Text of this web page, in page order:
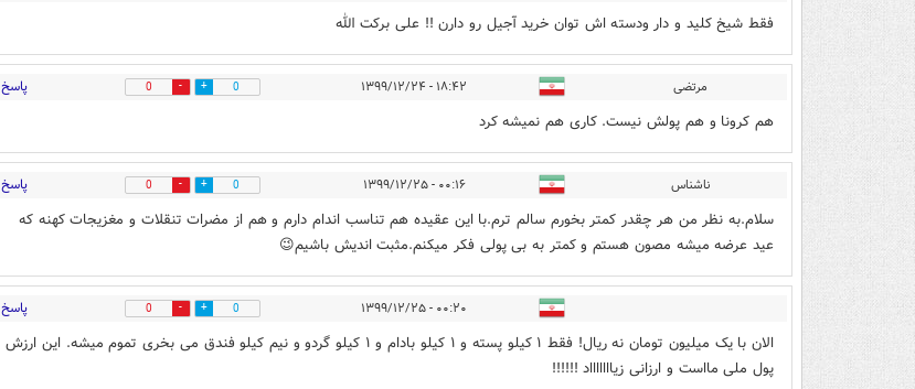
فقط شیخ کلید و دار ودسته اش توان خرید آجیل رو دارن !! علی برکت الله
مرتضی ۱۸:۴۲ - ۱۳۹۹/۱۲/۲۴ 0
0 پاسخ
هم کرونا و هم پولش نیست. کاری هم نمیشه کرد
ناشناس ۰۰:۱۶ - ۱۳۹۹/۱۲/۲۵ 0
0 پاسخ
سلام.به نظر من هر چقدر کمتر بخورم سالم ترم.با این عقیده هم تناسب اندام دارم و هم از مضرات تنقلات و مغزیجات کهنه که
عید عرضه میشه مصون هستم و کمتر به بی پولی فکر میکنم.مثبت اندیش باشیم😉
۰۰:۲۰ - ۱۳۹۹/۱۲/۲۵ 0
0 پاسخ
الان با یک میلیون تومان نه ریال! فقط ۱ کیلو پسته و ۱ کیلو بادام و ۱ کیلو گردو و نیم کیلو فندق می بخری تموم میشه. این ارزش
پول ملی مااست و ارزانی زیاااااااد !!!!!!